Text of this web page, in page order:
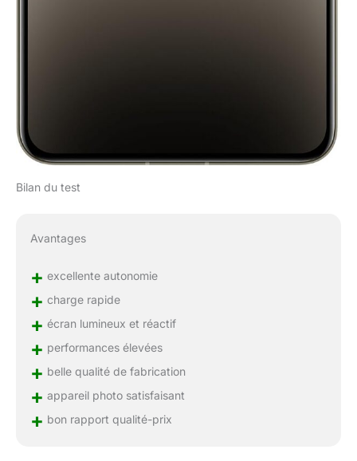
Bilan du test
Avantages
+ excellente autonomie
+ charge rapide
+ écran lumineux et réactif
+ performances élevées
+ belle qualité de fabrication
+ appareil photo satisfaisant
+ bon rapport qualité-prix